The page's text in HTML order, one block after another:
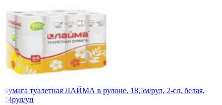
Бумага туалетная ЛАЙМА в рулоне, 18,5м/рул, 2-сл, белая,
24рул/уп